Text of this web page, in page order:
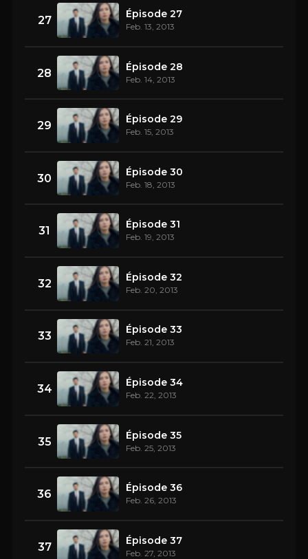
27 Épisode 27
Feb. 13, 2013
28 Épisode 28
Feb. 14, 2013
29 Épisode 29
Feb. 15, 2013
30 Épisode 30
Feb. 18, 2013
31 Épisode 31
Feb. 19, 2013
32 Épisode 32
Feb. 20, 2013
33 Épisode 33
Feb. 21, 2013
34 Épisode 34
Feb. 22, 2013
35 Épisode 35
Feb. 25, 2013
36 Épisode 36
Feb. 26, 2013
37 Épisode 37
Feb. 27, 2013